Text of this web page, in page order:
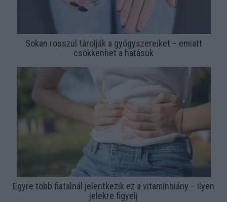
Sokan rosszul tárolják a gyógyszereiket – emiatt
csökkenhet a hatásuk
Egyre több fiatalnál jelentkezik ez a vitaminhiány – ilyen
jelekre figyelj